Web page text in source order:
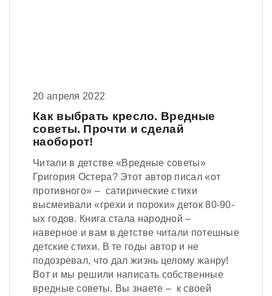
20 апреля 2022
Как выбрать кресло. Вредные
советы. Прочти и сделай
наоборот!
Читали в детстве «Вредные советы»
Григория Остера? Этот автор писал «от
противного» – сатирические стихи
высмеивали «грехи и пороки» деток 80-90-
ых годов. Книга стала народной –
наверное и вам в детстве читали потешные
детские стихи. В те годы автор и не
подозревал, что дал жизнь целому жанру!
Вот и мы решили написать собственные
вредные советы. Вы знаете – к своей